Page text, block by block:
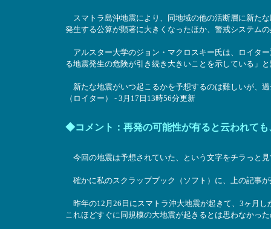
スマトラ島沖地震により、同地域の他の活断層に新た
発生する公算が顕著に大きくなったほか、警戒システム
アルスター大学のジョン・マクロスキー氏は、ロイタ
る地震発生の危険が引き続き大きいことを示している」
新たな地震がいつ起こるかを予想するのは難しいが、
（ロイター） - 3月17日13時56分更新
◆コメント：再発の可能性が有ると云われて
今回の地震は予想されていた、という文字をチラっと
確かに私のスクラップブック（ソフト）に、上の記事
昨年の12月26日にスマトラ沖大地震が起きて、3ヶ月
これほどすぐに同規模の大地震が起きるとは思わなかっ